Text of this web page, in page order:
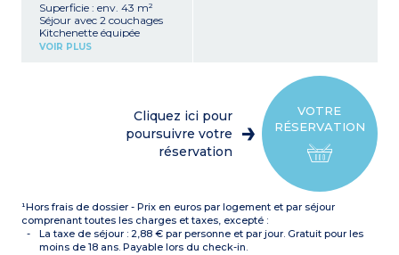
Salle de bain avec WC
Terrasse
Superficie : env. 43 m²
Séjour avec 2 couchages
Kitchenette équipée
(réfrigérateur, plaque
VOIR PLUS
VOTRE
RÉSERVATION
Cliquez ici pour
poursuivre votre
réservation
¹Hors frais de dossier - Prix en euros par logement et par séjour
comprenant toutes les charges et taxes, excepté :
La taxe de séjour : 2,88 € par personne et par jour. Gratuit pour les
moins de 18 ans. Payable lors du check-in.